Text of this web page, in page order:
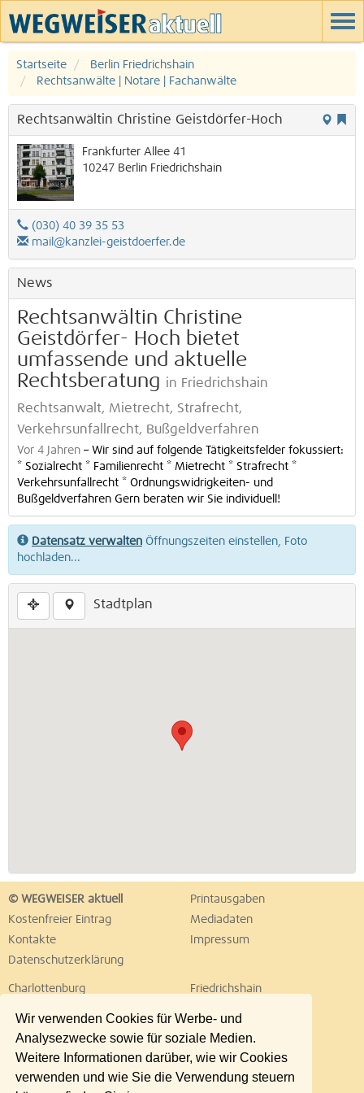
Wir verwenden Cookies für Werbe- und
Analysezwecke sowie für soziale Medien.
Weitere Informationen darüber, wie wir Cookies
verwenden und wie Sie die Verwendung steuern
Startseite
Berlin Friedrichshain
Rechtsanwälte | Notare | Fachanwälte
Rechtsanwältin Christine Geistdörfer-Hoch
Frankfurter Allee 41
10247 Berlin Friedrichshain
(030) 40 39 35 53
mail@kanzlei-geistdoerfer.de
News
Rechtsanwältin Christine
Geistdörfer- Hoch bietet
umfassende und aktuelle
Rechtsberatung in Friedrichshain
Rechtsanwalt, Mietrecht, Strafrecht,
Verkehrsunfallrecht, Bußgeldverfahren
Vor 4 Jahren – Wir sind auf folgende Tätigkeitsfelder fokussiert:
* Sozialrecht * Familienrecht * Mietrecht * Strafrecht *
Verkehrsunfallrecht * Ordnungswidrigkeiten- und
Bußgeldverfahren Gern beraten wir Sie individuell!
Datensatz verwalten Öffnungszeiten einstellen, Foto
hochladen...
Stadtplan
© WEGWEISER aktuell
Printausgaben
Kostenfreier Eintrag
Mediadaten
Kontakte
Impressum
Datenschutzerklärung
Charlottenburg
Friedrichshain
Lichtenberg
Marzahn
Neukölln
Pankow